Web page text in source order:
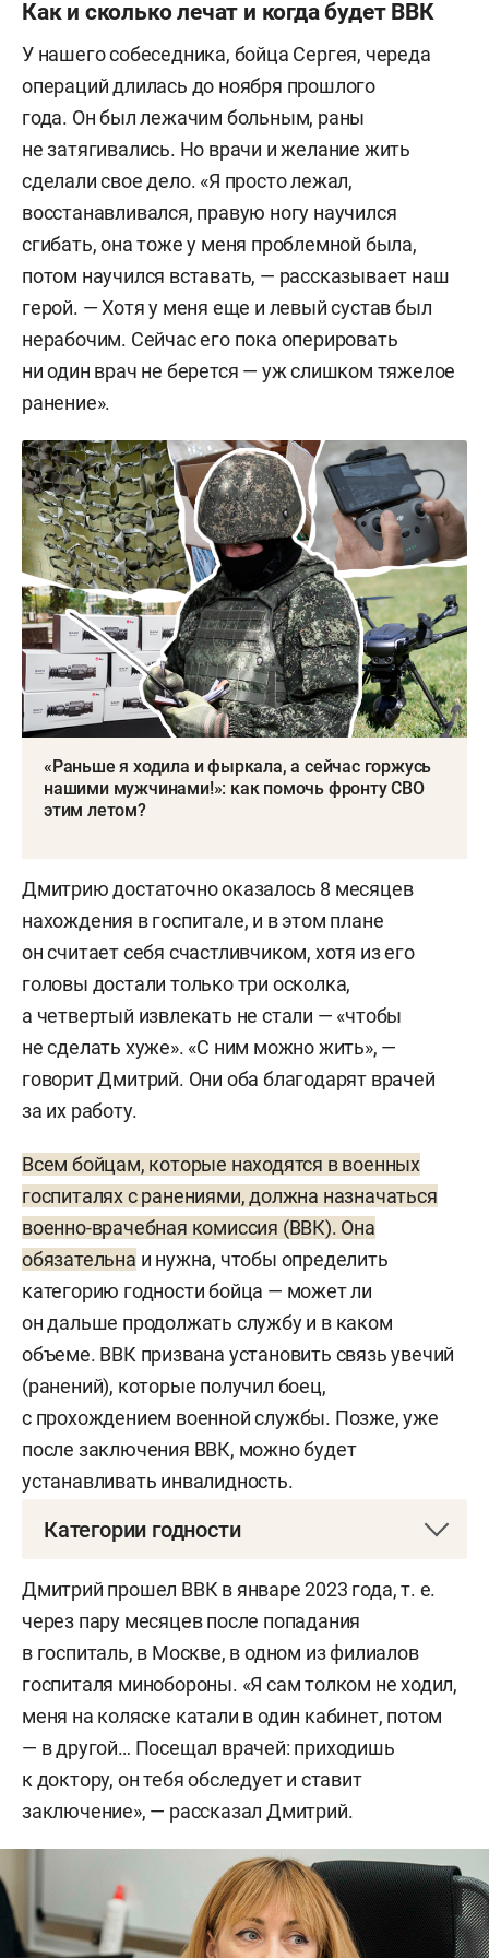
с первичной медкартой, которую заполняют
на первом этапе эвакуации (так называемая
форма 100); все остальные справки,
которые понадобятся в дальнейшем, делают
непосредственно в госпитале во время лечения.
Как и сколько лечат и когда будет ВВК
У нашего собеседника, бойца Сергея, череда
операций длилась до ноября прошлого
года. Он был лежачим больным, раны
не затягивались. Но врачи и желание жить
сделали свое дело. «Я просто лежал,
восстанавливался, правую ногу научился
сгибать, она тоже у меня проблемной была,
потом научился вставать, — рассказывает наш
герой. — Хотя у меня еще и левый сустав был
нерабочим. Сейчас его пока оперировать
ни один врач не берется — уж слишком тяжелое
ранение».
«Раньше я ходила и фыркала, а сейчас горжусь
нашими мужчинами!»: как помочь фронту СВО
этим летом?
Дмитрию достаточно оказалось 8 месяцев
нахождения в госпитале, и в этом плане
он считает себя счастливчиком, хотя из его
головы достали только три осколка,
а четвертый извлекать не стали — «чтобы
не сделать хуже». «С ним можно жить», —
говорит Дмитрий. Они оба благодарят врачей
за их работу.
Всем бойцам, которые находятся в военных
госпиталях с ранениями, должна назначаться
военно-врачебная комиссия (ВВК). Она
обязательна и нужна, чтобы определить
категорию годности бойца — может ли
он дальше продолжать службу и в каком
объеме. ВВК призвана установить связь увечий
(ранений), которые получил боец,
с прохождением военной службы. Позже, уже
после заключения ВВК, можно будет
устанавливать инвалидность.
Категории годности
А — годен к военной службе (полностью здоров
и может дальше служить).
Б — годен к военной службе с незначительными
ограничениями.
В — ограниченно годен к военной службе
срок, по истечении которого нужно будет заново
пройти ВВК).
Г — временно не годен (устанавливается
Дмитрий прошел ВВК в январе 2023 года, т. е.
через пару месяцев после попадания
в госпиталь, в Москве, в одном из филиалов
госпиталя минобороны. «Я сам толком не ходил,
меня на коляске катали в один кабинет, потом
— в другой… Посещал врачей: приходишь
к доктору, он тебя обследует и ставит
заключение», — рассказал Дмитрий.